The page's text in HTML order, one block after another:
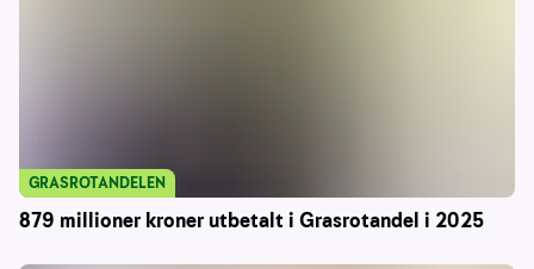
879 millioner kroner utbetalt i Grasrotandel i 2025
GRASROTANDELEN